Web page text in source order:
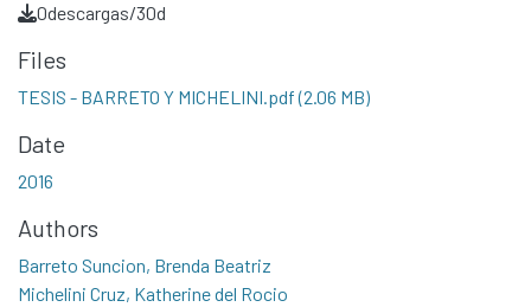
0descargas/30d
Files
TESIS - BARRETO Y MICHELINI.pdf(2.06 MB)
Date
2016
Authors
Barreto Suncion, Brenda Beatriz
Michelini Cruz, Katherine del Rocio